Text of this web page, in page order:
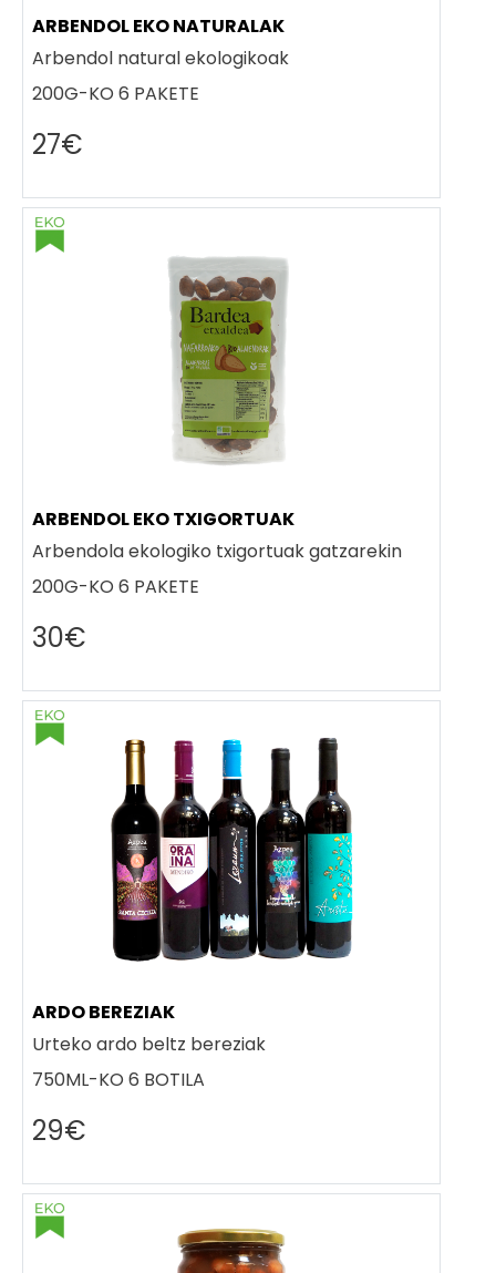
ARBENDOL EKO NATURALAK
Arbendol natural ekologikoak
200G-KO 6 PAKETE
27€
ARBENDOL EKO TXIGORTUAK
Arbendola ekologiko txigortuak gatzarekin
200G-KO 6 PAKETE
30€
ARDO BEREZIAK
Urteko ardo beltz bereziak
750ML-KO 6 BOTILA
29€